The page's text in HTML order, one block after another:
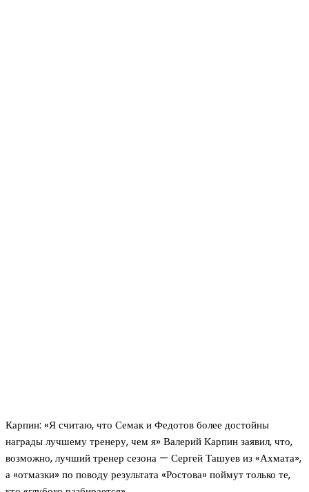
Карпин: «Я считаю, что Семак и Федотов более достойны
награды лучшему тренеру, чем я» Валерий Карпин заявил, что,
возможно, лучший тренер сезона — Сергей Ташуев из «Ахмата»,
а «отмазки» по поводу результата «Ростова» поймут только те,